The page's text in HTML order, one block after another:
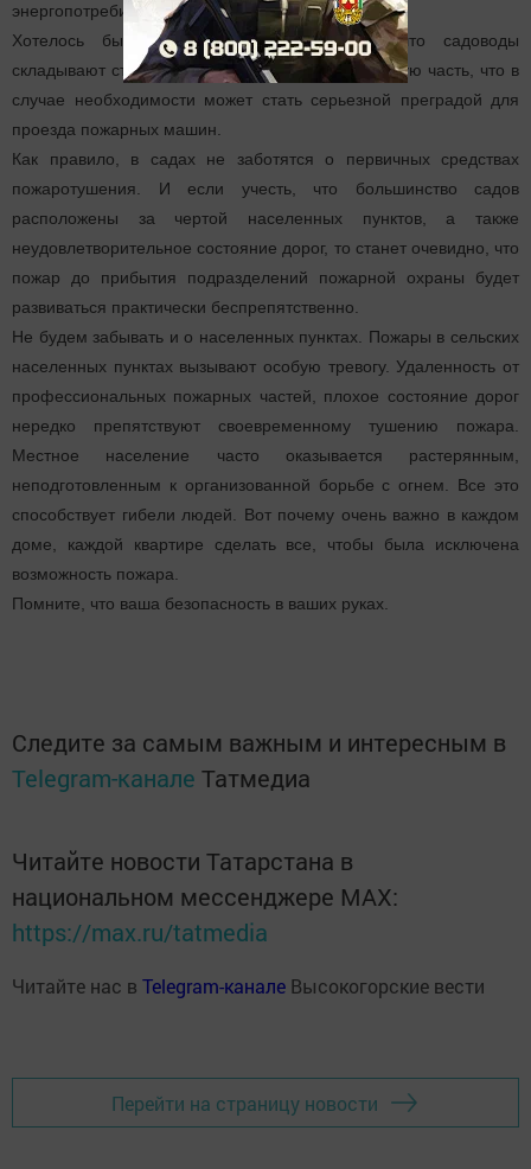
энергопотребителей в одну розетку.
Хотелось бы обратить внимание на то, что садоводы
складывают строительные материалы на проезжую часть, что в
случае необходимости может стать серьезной преградой для
проезда пожарных машин.
Как правило, в садах не заботятся о первичных средствах
пожаротушения. И если учесть, что большинство садов
расположены за чертой населенных пунктов, а также
неудовлетворительное состояние дорог, то станет очевидно, что
пожар до прибытия подразделений пожарной охраны будет
развиваться практически беспрепятственно.
Не будем забывать и о населенных пунктах. Пожары в сельских
населенных пунктах вызывают особую тревогу. Удаленность от
профессиональных пожарных частей, плохое состояние дорог
нередко препятствуют своевременному тушению пожара.
Местное население часто оказывается растерянным,
неподготовленным к организованной борьбе с огнем. Все это
способствует гибели людей. Вот почему очень важно в каждом
доме, каждой квартире сделать все, чтобы была исключена
возможность пожара.
Помните, что ваша безопасность в ваших руках.
Следите за самым важным и интересным в
Telegram-канале Татмедиа
Читайте новости Татарстана в
национальном мессенджере MАХ:
https://max.ru/tatmedia
Читайте нас в Telegram-канале Высокогорские вести
Перейти на страницу новости